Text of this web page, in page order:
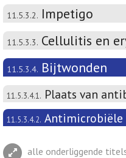
11.5.3.2. Impetigo
11.5.3.3. Cellulitis en
11.5.3.4. Bijtwonden
11.5.3.4.1. Plaats van
11.5.3.4.2. Antimicrobiële
alle onderliggende